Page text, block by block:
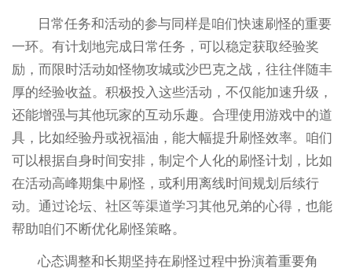
日常任务和活动的参与同样是咱们快速刷怪的重要
一环。有计划地完成日常任务，可以稳定获取经验奖
励，而限时活动如怪物攻城或沙巴克之战，往往伴随丰
厚的经验收益。积极投入这些活动，不仅能加速升级，
还能增强与其他玩家的互动乐趣。合理使用游戏中的道
具，比如经验丹或祝福油，能大幅提升刷怪效率。咱们
可以根据自身时间安排，制定个人化的刷怪计划，比如
在活动高峰期集中刷怪，或利用离线时间规划后续行
动。通过论坛、社区等渠道学习其他兄弟的心得，也能
帮助咱们不断优化刷怪策略。
心态调整和长期坚持在刷怪过程中扮演着重要角